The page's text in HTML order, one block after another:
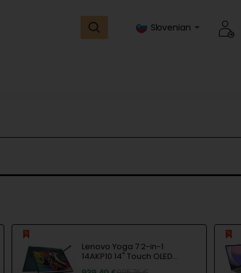
Slovenian
Lenovo Yoga 7 2-in-1
14AKP10 14" Touch OLED